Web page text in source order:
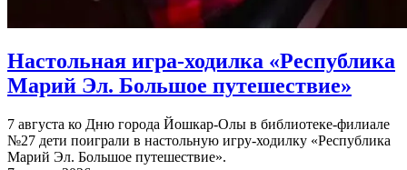
Настольная игра-ходилка «Республика
Марий Эл. Большое путешествие»
7 августа ко Дню города Йошкар-Олы в библиотеке-филиале
№27 дети поиграли в настольную игру-ходилку «Республика
Марий Эл. Большое путешествие».